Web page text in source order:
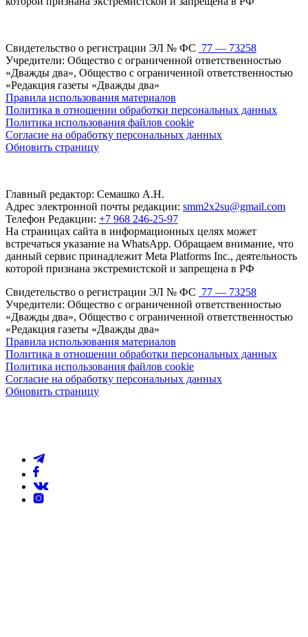
Свидетельство о регистрации ЭЛ № ФС 77 — 73258
Учредители: Общество с ограниченной ответственностью
«Дважды два», Общество с ограниченной ответственностью
«Редакция газеты «Дважды два»
Правила использования материалов
Политика в отношении обработки персональных данных
Политика использования файлов cookie
Согласие на обработку персональных данных
Обновить страницу
Главный редактор: Семашко А.Н.
Адрес электронной почты редакции: smm2x2su@gmail.com
Телефон Редакции: +7 968 246-25-97
На страницах сайта в информационных целях может
встречаться указание на WhatsApp. Обращаем внимание, что
данный сервис принадлежит Meta Platforms Inc., деятельность
которой признана экстремистской и запрещена в РФ
Свидетельство о регистрации ЭЛ № ФС 77 — 73258
Учредители: Общество с ограниченной ответственностью
«Дважды два», Общество с ограниченной ответственностью
«Редакция газеты «Дважды два»
Правила использования материалов
Политика в отношении обработки персональных данных
Политика использования файлов cookie
Согласие на обработку персональных данных
Обновить страницу